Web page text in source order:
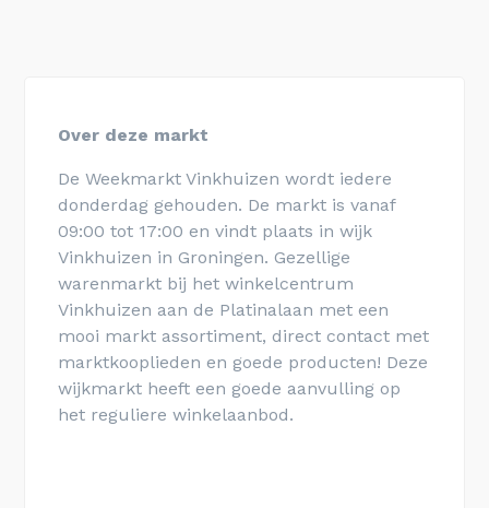
Over deze markt
De Weekmarkt Vinkhuizen wordt iedere
donderdag gehouden. De markt is vanaf
09:00 tot 17:00 en vindt plaats in wijk
Vinkhuizen in Groningen. Gezellige
warenmarkt bij het winkelcentrum
Vinkhuizen aan de Platinalaan met een
mooi markt assortiment, direct contact met
marktkooplieden en goede producten! Deze
wijkmarkt heeft een goede aanvulling op
het reguliere winkelaanbod.